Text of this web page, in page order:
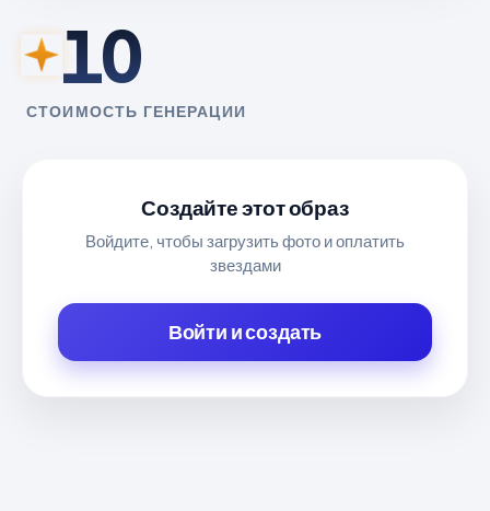
10
СТОИМОСТЬ ГЕНЕРАЦИИ
Создайте этот образ
Войдите, чтобы загрузить фото и оплатить
звездами
Войти и создать